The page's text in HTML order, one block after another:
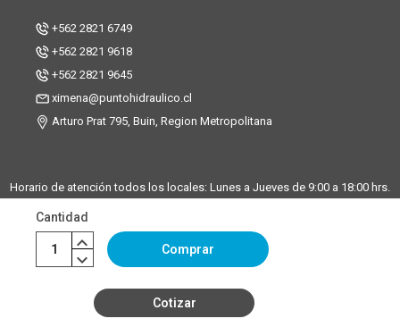
Cantidad
Comprar
Cotizar
+562 2821 6749
+562 2821 9618
+562 2821 9645
ximena@puntohidraulico.cl
Arturo Prat 795, Buin, Region Metropolitana
Horario de atención todos los locales: Lunes a Jueves de 9:00 a 18:00 hrs.
Desde octubre hasta febrero, trabajamos los sábados de 9:00 a 13:00
horas en la sucursal Buin. La sucursal de Santiago y Chicureo
permanecerá cerrada los sábados.
©Copyright Punto Hidráulico 2026|Mapa del sitio